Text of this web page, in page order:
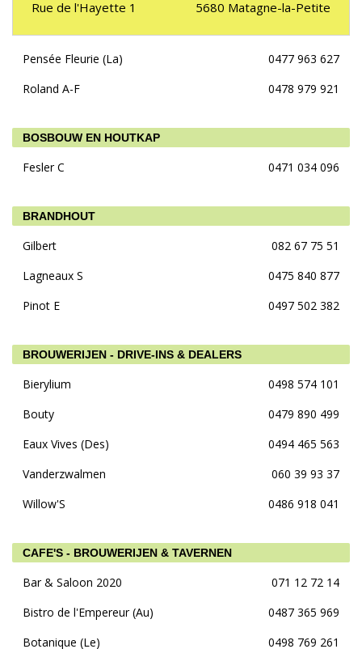
Rue de l'Hayette 1 5680 Matagne-la-Petite
Pensée Fleurie (La)
0477 963 627
Roland A-F
0478 979 921
BOSBOUW EN HOUTKAP
Fesler C 0471 034 096
BRANDHOUT
Gilbert
082 67 75 51
Lagneaux S
0475 840 877
Pinot E
0497 502 382
BROUWERIJEN - DRIVE-INS & DEALERS
Bierylium
0498 574 101
Bouty
0479 890 499
Eaux Vives (Des)
0494 465 563
Vanderzwalmen
060 39 93 37
Willow'S
0486 918 041
CAFE'S - BROUWERIJEN & TAVERNEN
Bar & Saloon 2020
071 12 72 14
Bistro de l'Empereur (Au)
0487 365 969
Botanique (Le)
0498 769 261